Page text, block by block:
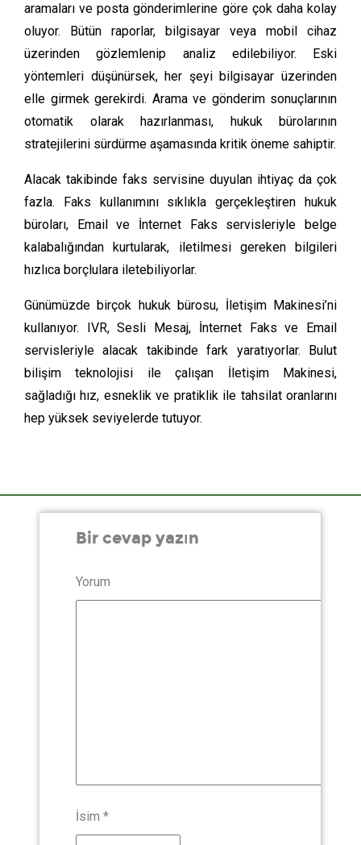
aramaları ve posta gönderimlerine göre çok daha kolay
oluyor. Bütün raporlar, bilgisayar veya mobil cihaz
üzerinden gözlemlenip analiz edilebiliyor. Eski
yöntemleri düşünürsek, her şeyi bilgisayar üzerinden
elle girmek gerekirdi. Arama ve gönderim sonuçlarının
otomatik olarak hazırlanması, hukuk bürolarının
stratejilerini sürdürme aşamasında kritik öneme sahiptir.
Alacak takibinde faks servisine duyulan ihtiyaç da çok
fazla. Faks kullanımını sıklıkla gerçekleştiren hukuk
büroları, Email ve İnternet Faks servisleriyle belge
kalabalığından kurtularak, iletilmesi gereken bilgileri
hızlıca borçlulara iletebiliyorlar.
Günümüzde birçok hukuk bürosu, İletişim Makinesi’ni
kullanıyor. IVR, Sesli Mesaj, İnternet Faks ve Email
servisleriyle alacak takibinde fark yaratıyorlar. Bulut
bilişim teknolojisi ile çalışan İletişim Makinesi,
sağladığı hız, esneklik ve pratiklik ile tahsilat oranlarını
hep yüksek seviyelerde tutuyor.
Bir cevap yazın
Yorum
İsim *